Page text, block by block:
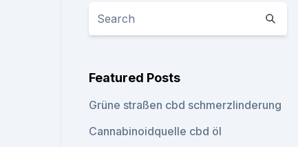
Featured Posts
Grüne straßen cbd schmerzlinderung
Cannabinoidquelle cbd öl